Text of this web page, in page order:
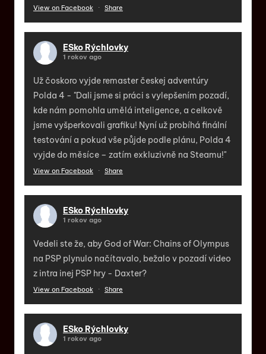
View on Facebook · Share
ESko Rýchlovky
1 rokov ago
Už čoskoro vyjde remaster českej adventúry
Polda 4 - "Dali jsme si práci s vylepšením pozadí,
kde nám pomohla umělá inteligence, a celkově
jsme vyšperkovali grafiku! Nyní už probíhá finální
testování a pokud vše půjde podle plánu, Polda 4
vyjde do měsíce – zatím exkluzivně na Steamu!"
View on Facebook · Share
ESko Rýchlovky
1 rokov ago
Vedeli ste že, aby God of War: Chains of Olympus
na PSP plynulo načítavalo, bežalo v pozadí video
z intra inej PSP hry - Daxter?
View on Facebook · Share
ESko Rýchlovky
1 rokov ago